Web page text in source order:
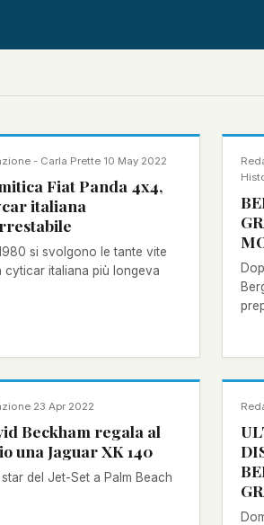
- Carla Prette·10 May 2022
Fiat Panda 4x4,
italiana
si svolgono le tante vite
cyticar italiana più longeva
·23 Apr 2022
Beckham regala al
una Jaguar XK 140
del Jet-Set a Palm Beach